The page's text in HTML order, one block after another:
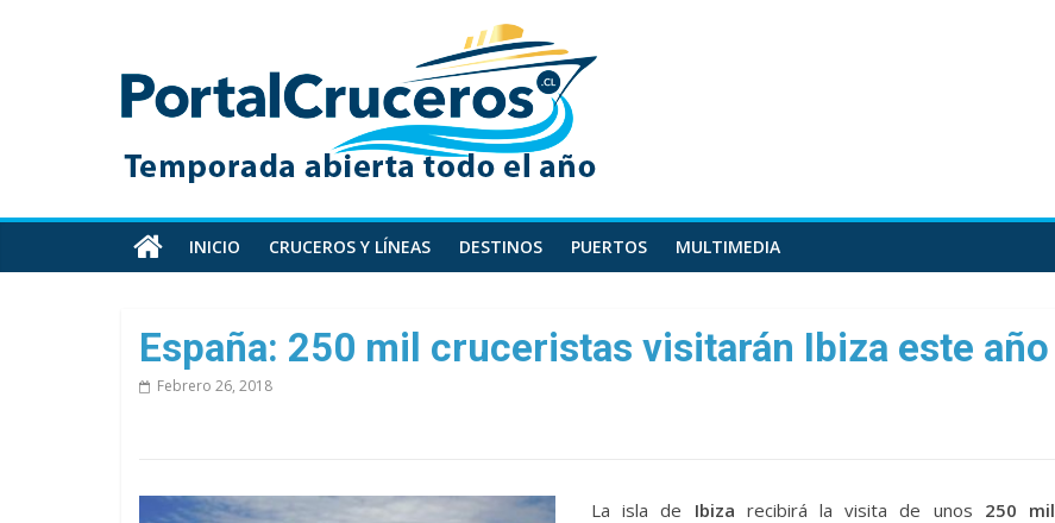
PortalCruceros
Toda
información
cruceros
en
un
sitio
INICIO CRUCEROS Y LÍNEAS DESTINOS PUERTOS MULTIMEDIA
España: 250 mil cruceristas visitarán Ibiza este año
Febrero 26, 2018
La isla de Ibiza recibirá la visita de unos 250 mil